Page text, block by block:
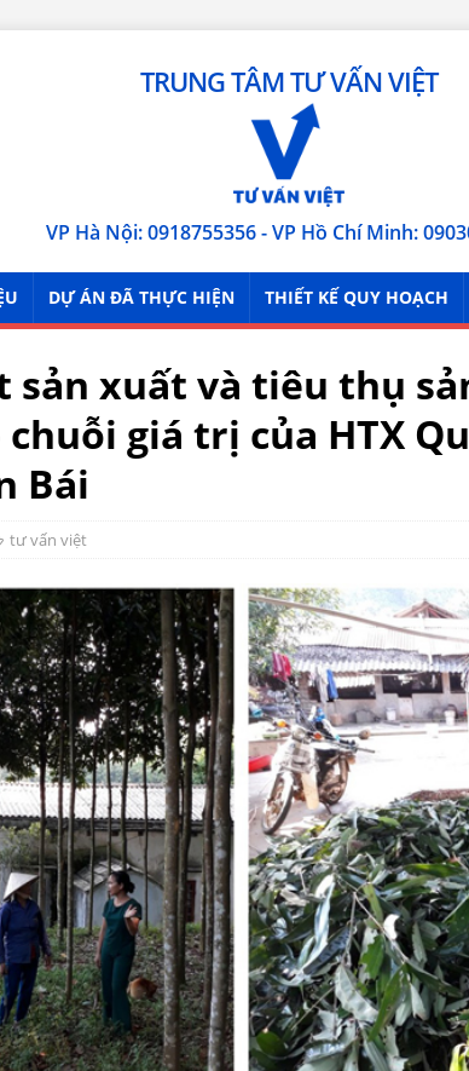
TRUNG TÂM TƯ VẤN VIỆT
VP Hà Nội: 0918755356 - VP Hồ Chí Minh:
DỰ ÁN ĐÃ THỰC HIỆN THIẾT KẾ QUY HOẠCH
sản xuất và tiêu thụ
giá trị của HTX
Bái
tư vấn việt